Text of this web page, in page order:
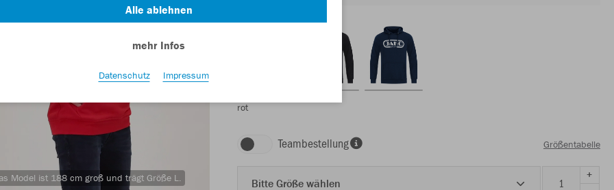
Model ist 188 cm groß und trägt Größe L.
rot
Teambestellung Größentabelle
Bitte Größe wählen
+
Alle ablehnen
mehr Infos
Datenschutz Impressum